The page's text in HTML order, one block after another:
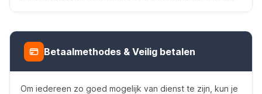
Betaalmethodes & Veilig betalen
Om iedereen zo goed mogelijk van dienst te zijn, kun je